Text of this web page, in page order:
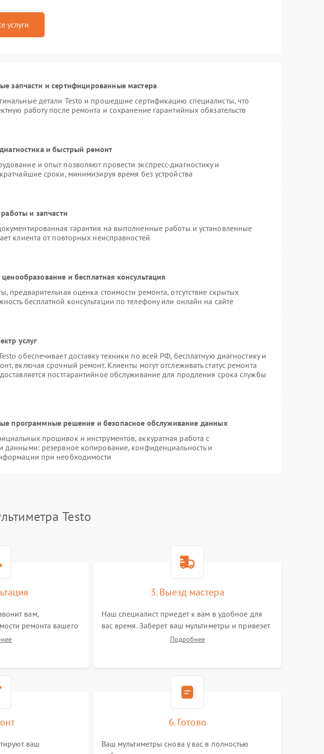
услуги
запчасти и сертифицированные мастера
детали Testo и прошедшие сертификацию специалисты, что
работу после ремонта и сохранение гарантийных обязательств
и быстрый ремонт
и опыт позволяют провести экспресс-диагностику и
сроки, минимизируя время без устройства
и запчасти
гарантия на выполненные работы и установленные
клиента от повторных неисправностей
и бесплатная консультация
предварительная оценка стоимости ремонта, отсутствие скрытых
бесплатной консультации по телефону или онлайн на сайте
услуг
обеспечивает доставку техники по всей РФ, бесплатную диагностику и
включая срочный ремонт. Клиенты могут отслеживать статус ремонта
постгарантийное обслуживание для продления срока службы
программные решение и безопасное обслуживание данных
прошивок и инструментов, аккуратная работа с
данными: резервное копирование, конфиденциальность и
при необходимости
Testo
вам,
ремонта вашего
на все ваши
3. Выезд мастера
Наш специалист приедет к вам в удобное для
вас время. Заберет ваш мультиметры и привезет
на склад для диагностики.
Подробнее
ваш
6. Готово
Ваш мультиметры снова у вас в полностью